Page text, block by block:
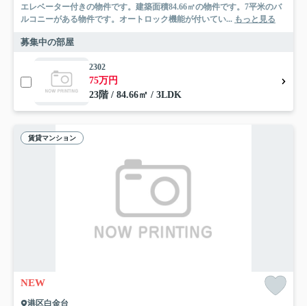
エレベーター付きの物件です。建築面積84.66㎡の物件です。7平米のバ
ルコニーがある物件です。オートロック機能が付いてい... もっと見る
募集中の部屋
2302
75万円
23階 / 84.66㎡ / 3LDK
賃貸マンション
NEW
港区白金台